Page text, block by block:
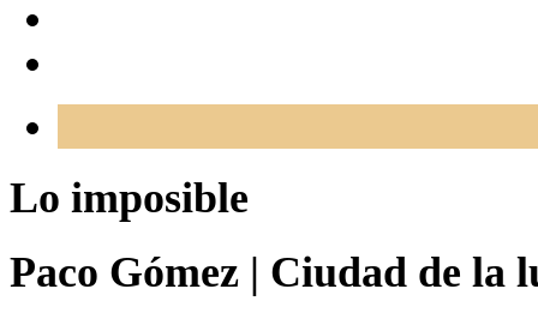
Lo imposible
Paco Gómez | Ciudad de la